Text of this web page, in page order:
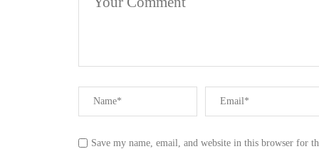
Save my name, email, and website in this browser for